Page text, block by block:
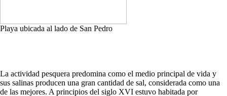
Playa ubicada al lado de San Pedro
La actividad pesquera predomina como el medio principal de vida y
sus salinas producen una gran cantidad de sal, considerada como una
de las mejores. A principios del siglo XVI estuvo habitada por